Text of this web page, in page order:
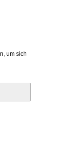
um sich